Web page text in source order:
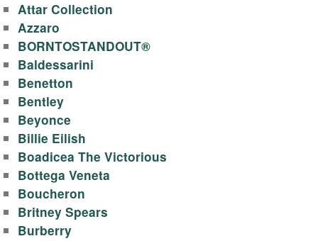
l
a
n
d
.
b
y
Attar Collection
Azzaro
BORNTOSTANDOUT®
Baldessarini
Benetton
Bentley
Beyonce
Billie Eilish
Boadicea The Victorious
Bottega Veneta
Boucheron
Britney Spears
Burberry